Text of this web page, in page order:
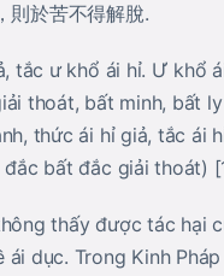
則於苦不得解脫.
tắc ư khổ ái hỉ. Ư khổ
thoát, bất minh, bất
thức ái hỉ giả, tắc ái
bất đắc giải thoát)
thấy được tác hại
ái dục. Trong Kinh Pháp